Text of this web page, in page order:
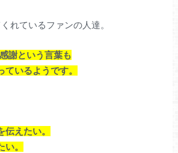
れているファンの人達。
謝という言葉も
いるようです。
えたい。
。